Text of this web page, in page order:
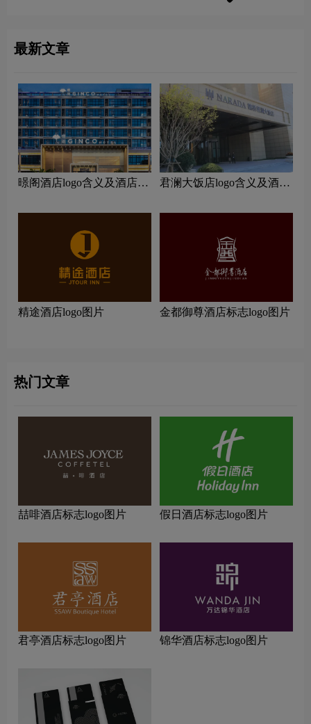
最新文章
暻阁酒店logo含义及酒店品
君澜大饭店logo含义及酒店
精途酒店logo图片 金都御尊酒店标志logo图片
热门文章
喆啡酒店标志logo图片 假日酒店标志logo图片
君亭酒店标志logo图片 锦华酒店标志logo图片